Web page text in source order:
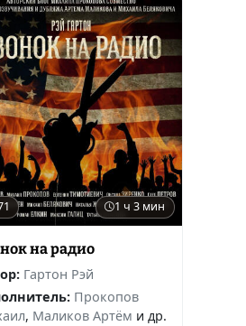
1 ч 3 мин
на радио
Гартон Рэй
Прокопов
, Маликов Артём и др.